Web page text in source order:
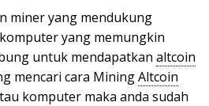
miner yang mendukung
yang memungkin
untuk mendapatkan altcoin
mencari cara MiningAltcoin
komputer maka anda sudah